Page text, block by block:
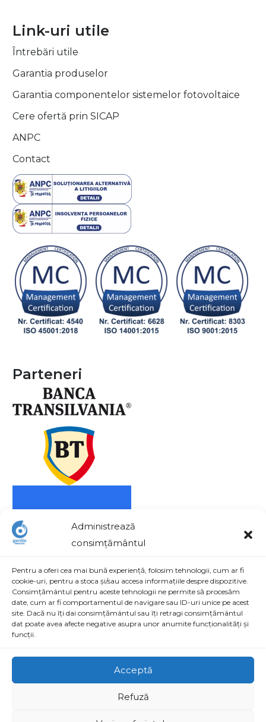
Administrează
consimțământul
Pentru a oferi cea mai bună experiență, folosim tehnologii, cum ar fi
cookie-uri, pentru a stoca și/sau accesa informațiile despre dispozitive.
Consimțământul pentru aceste tehnologii ne permite să procesăm
date, cum ar fi comportamentul de navigare sau ID-uri unice pe acest
site. Dacă nu îți dai consimțământul sau îți retragi consimțământul
dat poate avea afecte negative asupra unor anumite funcționalități și
funcții.
Acceptă
Refuză
Link-uri utile
Întrebări utile
Garantia produselor
Garantia componentelor sistemelor fotovoltaice
Cere ofertă prin SICAP
ANPC
Contact
Parteneri
Contact